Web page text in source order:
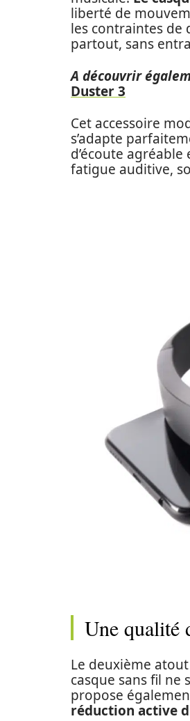
liberté de
les contraintes de
partout, sans
A découvrir
Duster 3
Cet accessoire
s’adapte
d’écoute
fatigue auditive,
Une qualité
Le deuxième
casque sans fil ne
propose
réduction active